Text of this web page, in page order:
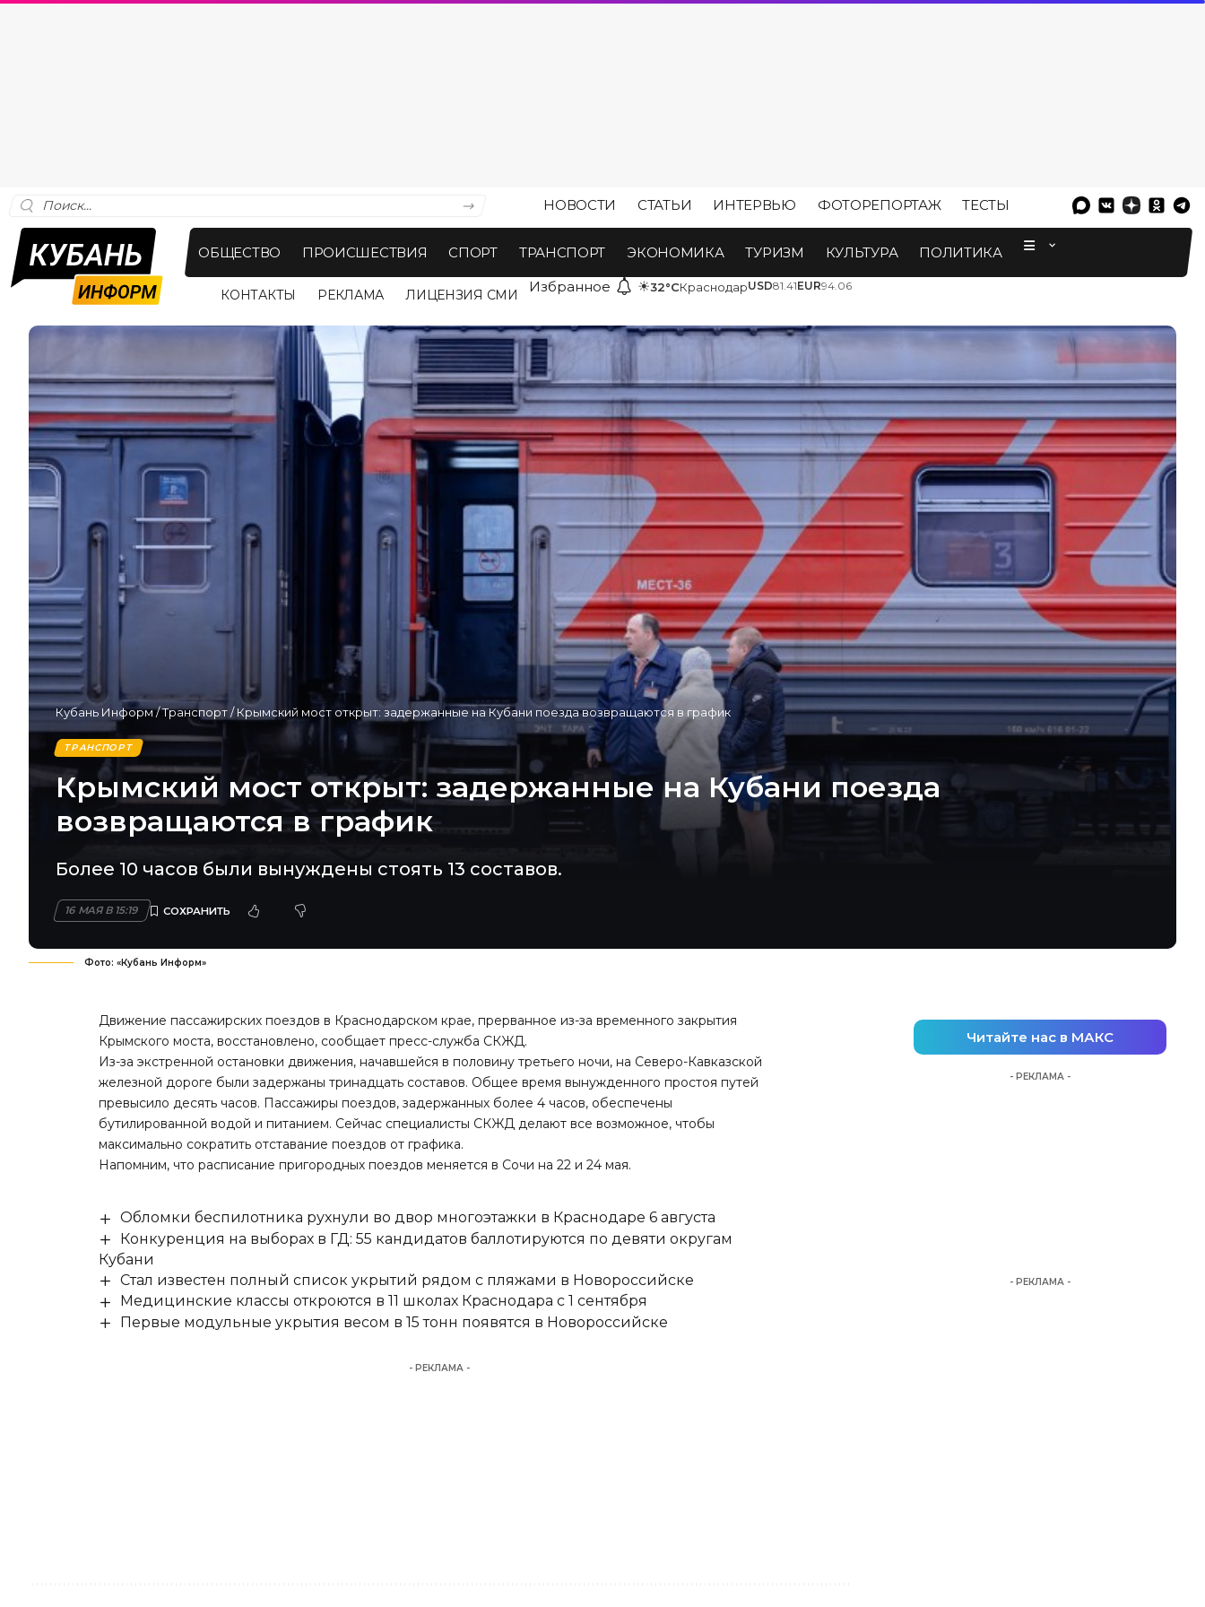
НОВОСТИ СТАТЬИ ИНТЕРВЬЮ ФОТОРЕПОРТАЖ ТЕСТЫ
ОБЩЕСТВО ПРОИСШЕСТВИЯ СПОРТ ТРАНСПОРТ ЭКОНОМИКА ТУРИЗМ КУЛЬТУРА ПОЛИТИКА
КОНТАКТЫ РЕКЛАМА ЛИЦЕНЗИЯ СМИ Избранное ☀32°CКраснодарUSD81.41EUR94.06
Кубань Информ/Транспорт/Крымский мост открыт: задержанные на Кубани поезда возвращаются в график
ТРАНСПОРТ
Крымский мост открыт: задержанные на Кубани поезда
возвращаются в график
Более 10 часов были вынуждены стоять 13 составов.
16 МАЯ В 15:19
Фото: «Кубань Информ»
Движение пассажирских поездов в Краснодарском крае, прерванное из-за временного закрытия
Крымского моста, восстановлено, сообщает пресс-служба СКЖД.
Из-за экстренной остановки движения, начавшейся в половину третьего ночи, на Северо-Кавказской
железной дороге были задержаны тринадцать составов. Общее время вынужденного простоя путей
превысило десять часов. Пассажиры поездов, задержанных более 4 часов, обеспечены
бутилированной водой и питанием. Сейчас специалисты СКЖД делают все возможное, чтобы
максимально сократить отставание поездов от графика.
Напомним, что расписание пригородных поездов меняется в Сочи на 22 и 24 мая.
Обломки беспилотника рухнули во двор многоэтажки в Краснодаре 6 августа
Конкуренция на выборах в ГД: 55 кандидатов баллотируются по девяти округам
Кубани
Стал известен полный список укрытий рядом с пляжами в Новороссийске
Медицинские классы откроются в 11 школах Краснодара с 1 сентября
Первые модульные укрытия весом в 15 тонн появятся в Новороссийске
- РЕКЛАМА -
Читайте нас в МАКС
- РЕКЛАМА -
- РЕКЛАМА -